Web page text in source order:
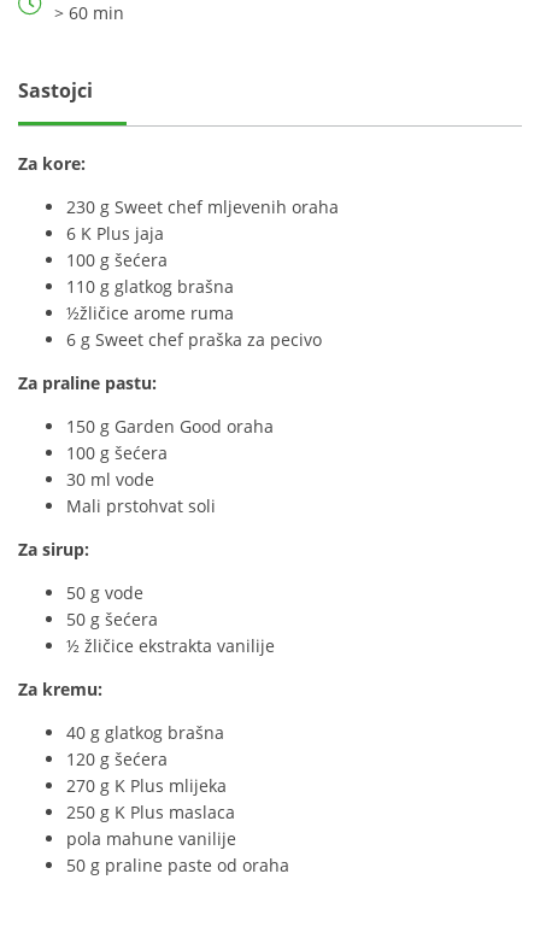
> 60 min
Sastojci
Za kore:
230 g Sweet chef mljevenih oraha
6 K Plus jaja
100 g šećera
110 g glatkog brašna
½žličice arome ruma
6 g Sweet chef praška za pecivo
Za praline pastu:
150 g Garden Good oraha
100 g šećera
30 ml vode
Mali prstohvat soli
Za sirup:
50 g vode
50 g šećera
½ žličice ekstrakta vanilije
Za kremu:
40 g glatkog brašna
120 g šećera
270 g K Plus mlijeka
250 g K Plus maslaca
pola mahune vanilije
50 g praline paste od oraha